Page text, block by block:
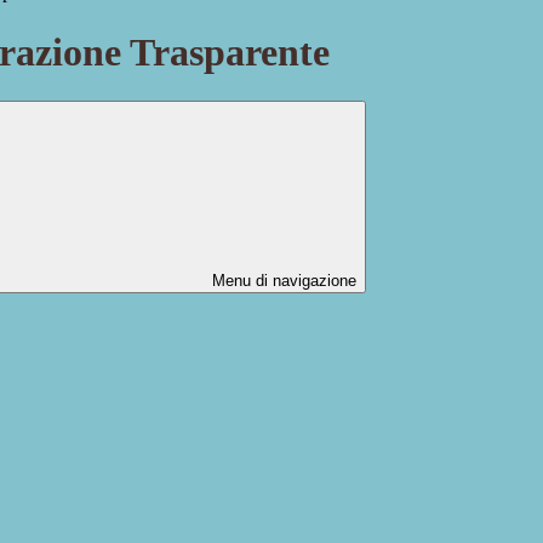
Trasparente
Menu di navigazione